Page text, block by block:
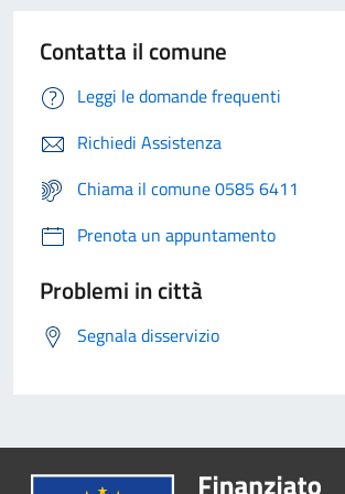
Contatta il comune
Leggi le domande frequenti
Richiedi Assistenza
Chiama il comune 0585 6411
Prenota un appuntamento
Problemi in città
Segnala disservizio